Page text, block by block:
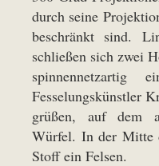
durch seine
beschränkt sind.
schließen sich zwei
spinnennetzartig
Fesselungskünstler
grüßen, auf dem
Würfel. In der Mitte
Stoff ein Felsen.